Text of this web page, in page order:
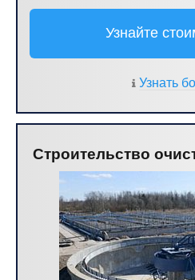
Узнайте
Узнать
Строительство